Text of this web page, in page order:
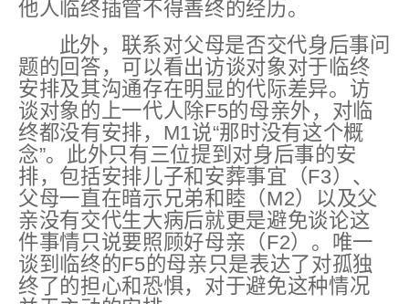
他人临终插管不得善终的经历。
此外，联系对父母是否交代身后事问
题的回答，可以看出访谈对象对于临终
安排及其沟通存在明显的代际差异。访
谈对象的上一代人除F5的母亲外，对临
终都没有安排，M1说“那时没有这个概
念”。此外只有三位提到对身后事的安
排，包括安排儿子和安葬事宜（F3）、
父母一直在暗示兄弟和睦（M2）以及父
亲没有交代生大病后就更是避免谈论这
件事情只说要照顾好母亲（F2）。唯一
谈到临终的F5的母亲只是表达了对孤独
终了的担心和恐惧，对于避免这种情况